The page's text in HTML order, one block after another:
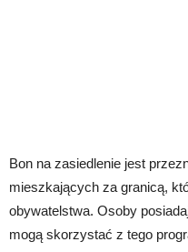
Bon na zasiedlenie jest
mieszkających za granicą,
obywatelstwa. Osoby
mogą skorzystać z tego